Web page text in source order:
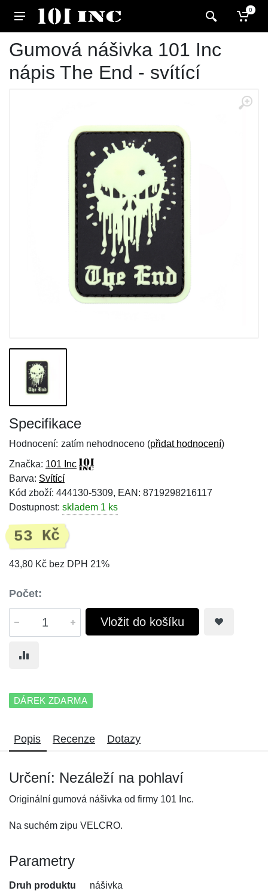
0
Gumová nášivka 101 Inc
nápis The End - svítící
Specifikace
Hodnocení: zatím nehodnoceno (přidat hodnocení)
Značka: 101 Inc
Barva: Svítící
Kód zboží: 444130-5309, EAN: 8719298216117
Dostupnost: skladem 1 ks
53 Kč
43,80 Kč bez DPH 21%
Počet:
Vložit do košíku
DÁREK ZDARMA
Popis Recenze Dotazy
Určení: Nezáleží na pohlaví
Originální gumová nášivka od firmy 101 Inc.
Na suchém zipu VELCRO.
Parametry
Druh produktu nášivka